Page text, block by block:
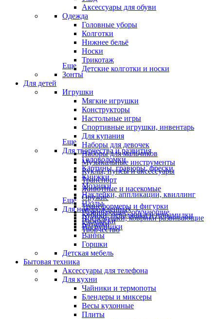
Аксессуары для обуви
Одежда
Головные уборы
Колготки
Нижнее бельё
Носки
Трикотаж
Детские колготки и носки
Еще
Зонты
Для детей
Игрушки
Мягкие игрушки
Конструкторы
Настольные игры
Спортивные игрушки, инвентарь
Для купания
Наборы для девочек
Наборы для мальчиков
Музыкальные инструменты
Куклы, пупсы и аксессуары
Транспорт
Животные и насекомые
Оружие
Трансформеры и фигурки
Кубики, неваляшки и пирамидки
Каталки
Еще
Для творчества и развития
Головоломки
Картины, гравюры, фрески
Книжки
Мозаики
Наклейки, аппликации, квиллинг
Пазлы
Развивающие, обучающие
Раскраски
Творчество
Еще
Для новорожденных
Погремушки, коврики развивающие
Нагрудники
Ванны
Горшки
Детская мебель
Бытовая техника
Аксессуары для телефона
Для кухни
Чайники и термопоты
Блендеры и миксеры
Весы кухонные
Плиты